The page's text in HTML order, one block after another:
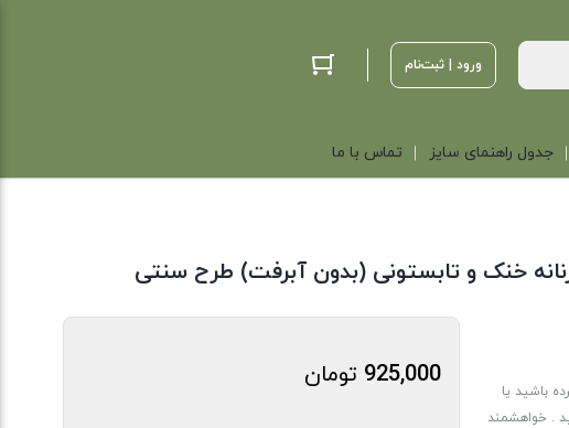
ورود | ثبت‌نام
جدول راهنمای سایز تماس با ما
خنک و تابستونی (بدون آبرفت) طرح سنتی
باشید یا
. خواهشمند
925,000 تومان